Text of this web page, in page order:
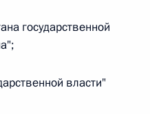
и Кабинетом
компетентных органов
государственной
власти"